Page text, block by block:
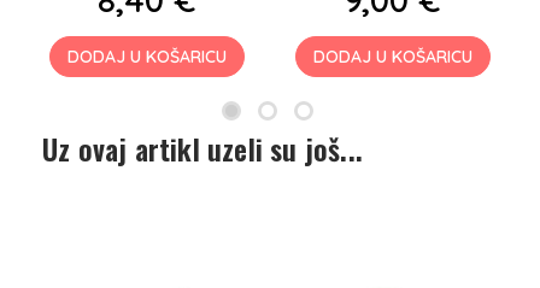
DODAJ U KOŠARICU DODAJ U KOŠARICU
Uz ovaj artikl uzeli su još...